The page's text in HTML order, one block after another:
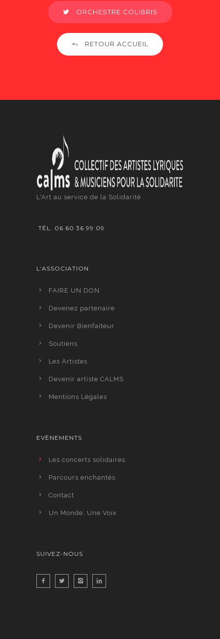
ORCHESTRE COLIBRIS
RETOUR ACCUEIL
L'Art au service de la Solidarité
TÉL. 06 60 36 99 09
L’ASSOCIATION
FAIRE UN DON
Devenez partenaire
Devenir Bienfaiteur
Soutiens
Les Artistes
Devenir artiste CALMS
Mentions Légales
EVÈNEMENTS
Les concerts solidaires
Parcours enchantés
Contact
Un Monde, Une Voix
SUIVEZ-NOUS